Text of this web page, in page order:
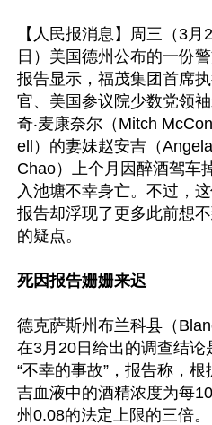
【人民报消息】周三（3月
日）美国德州公布的一份
报告显示，福茂集团首席
官、美国参议院少数党领
奇‧麦康奈尔（Mitch
ell）的妻妹赵安吉（Angela
Chao）上个月因醉酒驾车
入池塘不幸身亡。不过，
报告却浮现了更多此前想不
的疑点。
死因报告姗姗来迟
德克萨斯州布兰科县（
在3月20日给出的调查结
“不幸的事故”，报告称，
吉血液中的酒精浓度为每
州0.08的法定上限的三倍。